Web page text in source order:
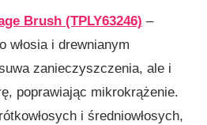
Brush (TPLY63246) –
włosia i drewnianym
zanieczyszczenia, ale i
poprawiając mikrokrążenie.
i średniowłosych,